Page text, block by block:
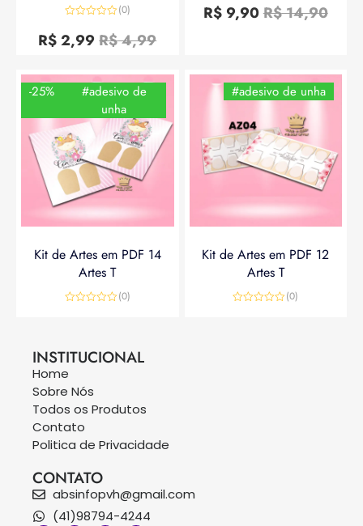
0
de
(0)
R$4,99
R$2,99
0
de
R$14,90
R$9,90
-25%
#adesivo de
unha
Kit de Artes em PDF 14
Artes T
(0)
#adesivo de unha
Kit de Artes em PDF 12
Artes T
(0)
INSTITUCIONAL
Home
Sobre Nós
Todos os Produtos
Contato
Politica de Privacidade
CONTATO
absinfopvh@gmail.com
(41)98794-4244